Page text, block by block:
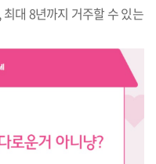
대 8년까지 거주할 수 있는